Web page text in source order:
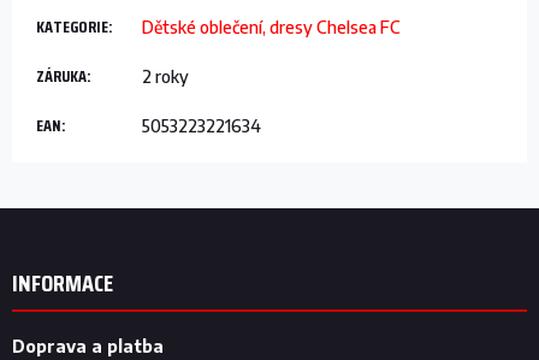
KATEGORIE: Dětské oblečení, dresy Chelsea FC
ZÁRUKA: 2 roky
EAN: 5053223221634
Z
INFORMACE
Doprava a platba